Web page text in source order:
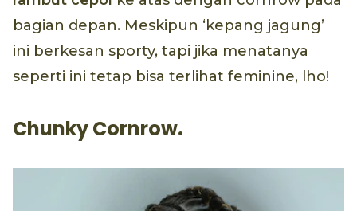
bagian depan. Meskipun ‘kepang jagung’
ini berkesan sporty, tapi jika menatanya
seperti ini tetap bisa terlihat feminine, lho!
Chunky Cornrow.